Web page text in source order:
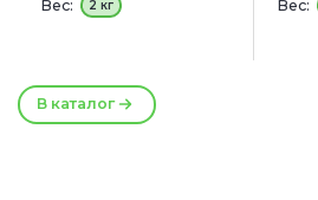
В каталог
Вес: 2 кг Вес: